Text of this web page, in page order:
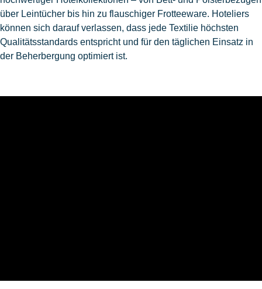
über Leintücher bis hin zu flauschiger Frotteeware. Hoteliers
können sich darauf verlassen, dass jede Textilie höchsten
Qualitätsstandards entspricht und für den täglichen Einsatz in
der Beherbergung optimiert ist.